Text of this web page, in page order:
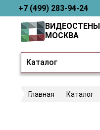
+7 (499) 283-94-24
Каталог
ВИДЕОСТЕНЫ
МОСКВА
Главная Каталог